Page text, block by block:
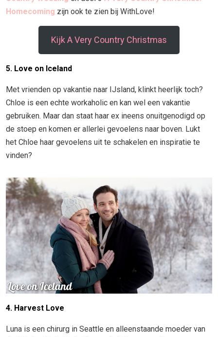
Homecoming zijn ook te zien bij WithLove!
Kijk A Very Country Christmas
5. Love on Iceland
Met vrienden op vakantie naar IJsland, klinkt heerlijk toch?
Chloe is een echte workaholic en kan wel een vakantie
gebruiken. Maar dan staat haar ex ineens onuitgenodigd op
de stoep en komen er allerlei gevoelens naar boven. Lukt
het Chloe haar gevoelens uit te schakelen en inspiratie te
vinden?
4. Harvest Love
Luna is een chirurg in Seattle en alleenstaande moeder van